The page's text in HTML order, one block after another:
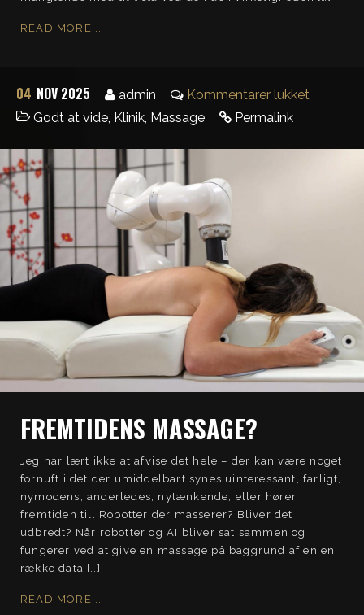
READ MORE...
04 NOV 2025 admin
Kommentarer lukket
Godt at vide, Klinik, Massage Permalink
FREMTIDENS MASSAGE?
Jeg har lært ikke at afvise det hele – der kan være noget
fornuft i det der umiddelbart synes uinteressant, farligt,
nymodens, anderledes, nytænkende, eller hører
fremtiden til. Robotter der masserer? Bliver det
udbredt? Når robotter og AI bliver sat sammen og
fungerer ved at give en massage på baggrund af en en
række data […]
READ MORE...